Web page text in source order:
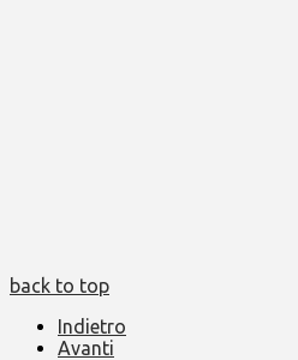
back to top
Indietro
Avanti